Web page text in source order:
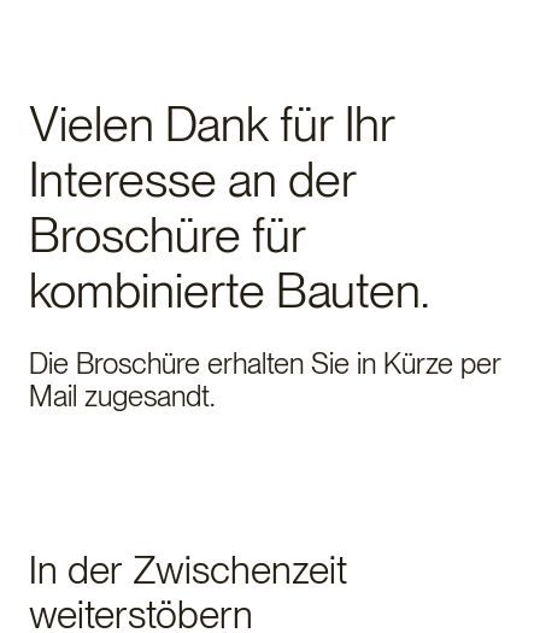
Vielen Dank für Ihr
Interesse an der
Broschüre für
kombinierte Bauten.
Die Broschüre erhalten Sie in Kürze per
Mail zugesandt.
In der Zwischenzeit
weiterstöbern